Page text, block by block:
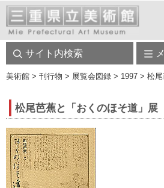
サイト内検索
美術館 > 刊行物 > 展覧会図録 > 1997 > 松
松尾芭蕉と「おくのほそ道」展